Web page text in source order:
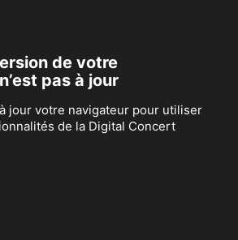
de votre
pas à jour
jour votre navigateur pour utiliser
de la Digital Concert